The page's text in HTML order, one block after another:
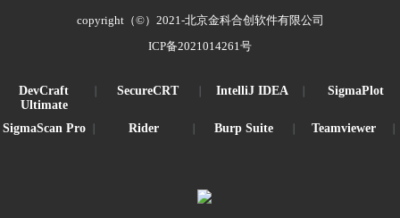
copyright（©）2021-北京金科合创软件有限公司
ICP备2021014261号
DevCraft
Ultimate
SecureCRT IntelliJ IDEA SigmaPlot
SigmaScan Pro Rider Burp Suite Teamviewer